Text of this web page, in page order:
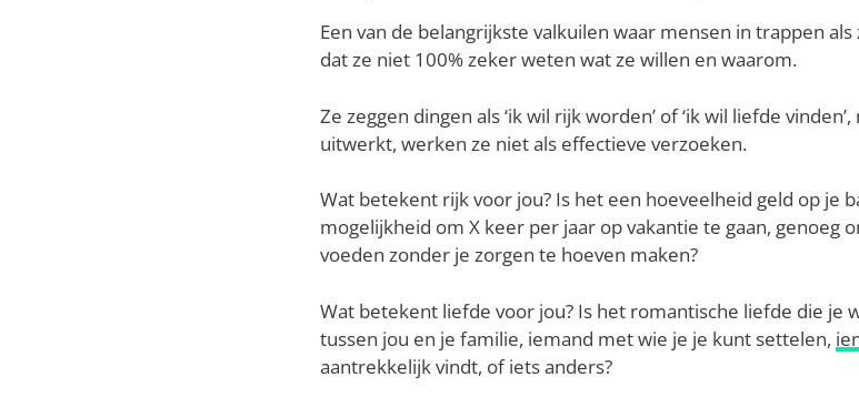
Een van de belangrijkste valkuilen waar mensen in trappen
dat ze niet 100% zeker weten wat ze willen en waarom.
Ze zeggen dingen als ‘ik wil rijk worden’ of ‘ik wil liefde
uitwerkt, werken ze niet als effectieve verzoeken.
Wat betekent rijk voor jou? Is het een hoeveelheid geld op je
mogelijkheid om X keer per jaar op vakantie te gaan, genoeg
voeden zonder je zorgen te hoeven maken?
Wat betekent liefde voor jou? Is het romantische liefde die je
tussen jou en je familie, iemand met wie je je kunt settelen,
aantrekkelijk vindt, of iets anders?